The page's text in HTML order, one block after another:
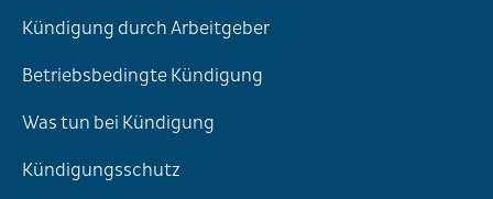
Kündigung durch Arbeitgeber
Betriebsbedingte Kündigung
Was tun bei Kündigung
Kündigungsschutz